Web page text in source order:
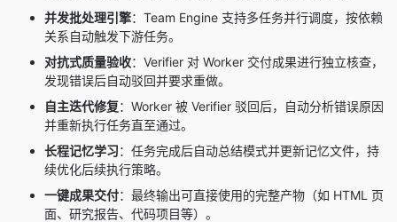
并发批处理引擎：Team Engine 支持多任务并行调度，按依赖
关系自动触发下游任务。
对抗式质量验收：Verifier 对 Worker 交付成果进行独立核查，
发现错误后自动驳回并要求重做。
自主迭代修复：Worker 被 Verifier 驳回后，自动分析错误原因
并重新执行任务直至通过。
长程记忆学习：任务完成后自动总结模式并更新记忆文件，持
续优化后续执行策略。
一键成果交付：最终输出可直接使用的完整产物（如 HTML 页
面、研究报告、代码项目等）。